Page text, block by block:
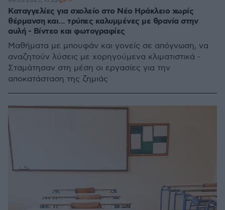
Καταγγελίες για σχολείο στο Νέο Ηράκλειο χωρίς
θέρμανση και... τρύπες καλυμμένες με θρανία στην
αυλή - Βίντεο και φωτογραφίες
Μαθήματα με μπουφάν και γονείς σε απόγνωση, να
αναζητούν λύσεις με χορηγούμενα κλιματιστικά -
Σταμάτησαν στη μέση οι εργασίες για την
αποκατάσταση της ζημιάς